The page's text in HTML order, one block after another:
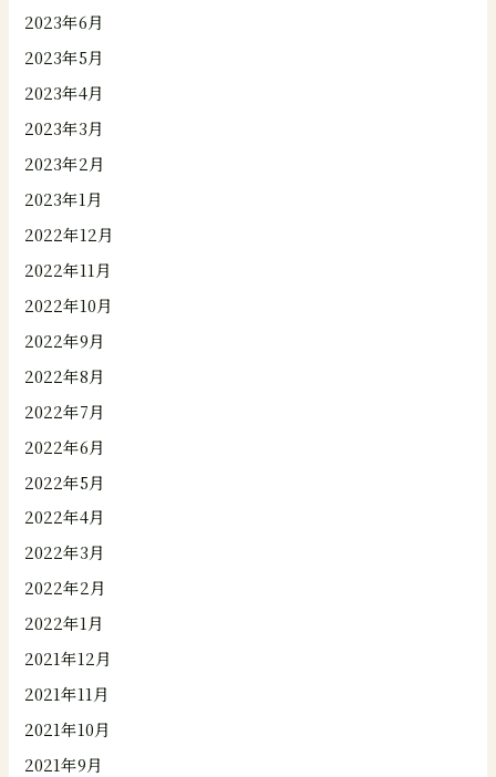
2023年6月
2023年5月
2023年4月
2023年3月
2023年2月
2023年1月
2022年12月
2022年11月
2022年10月
2022年9月
2022年8月
2022年7月
2022年6月
2022年5月
2022年4月
2022年3月
2022年2月
2022年1月
2021年12月
2021年11月
2021年10月
2021年9月